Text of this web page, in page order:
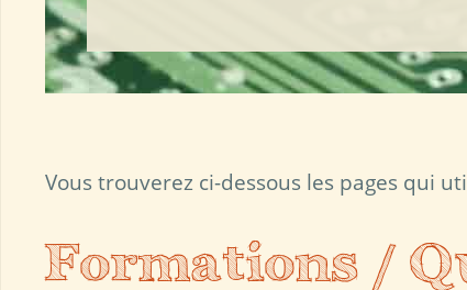
Vous trouverez ci-dessous les pages qui
Formations /